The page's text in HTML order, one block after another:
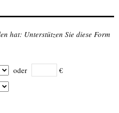
hat: Unterstützen Sie diese Form
oder
€